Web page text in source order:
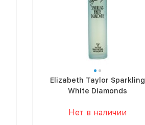
Elizabeth Taylor Sparkling
White Diamonds
Нет в наличии